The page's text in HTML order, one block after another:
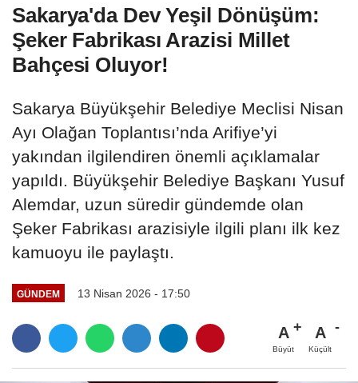
Sakarya'da Dev Yeşil Dönüşüm:
Şeker Fabrikası Arazisi Millet
Bahçesi Oluyor!
Sakarya Büyükşehir Belediye Meclisi Nisan
Ayı Olağan Toplantısı’nda Arifiye’yi
yakından ilgilendiren önemli açıklamalar
yapıldı. Büyükşehir Belediye Başkanı Yusuf
Alemdar, uzun süredir gündemde olan
Şeker Fabrikası arazisiyle ilgili planı ilk kez
kamuoyu ile paylaştı.
GÜNDEM 13 Nisan 2026 - 17:50
A
Büyüt
A
Küçült